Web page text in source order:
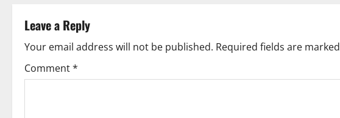
n
a
v
Leave a Reply
Your email address will not be published. Required fields are marked
Comment*